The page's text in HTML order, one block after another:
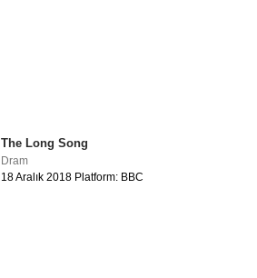
The Long Song
Dram
18 Aralık 2018 Platform: BBC